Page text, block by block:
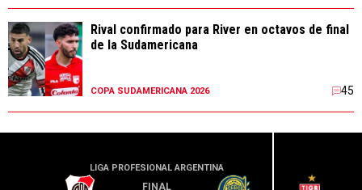
Rival confirmado para River en octavos de final
de la Sudamericana
COPA SUDAMERICANA 2026 45
LIGA PROFESIONAL ARGENTINA
FINAL